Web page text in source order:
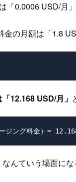
0.0006 USD/月」
の月額は「1.8
12.168 USD/月」
んていう場面に